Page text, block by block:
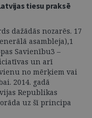
tiesu praksē
dažādās nozarēs. 17
asambleja),1
Savienību3 –
un arī
no mērķiem vai
2014. gadā
Republikas
uz šī principa